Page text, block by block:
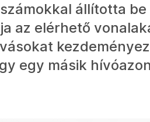
állította be
az elérhető
egy másik